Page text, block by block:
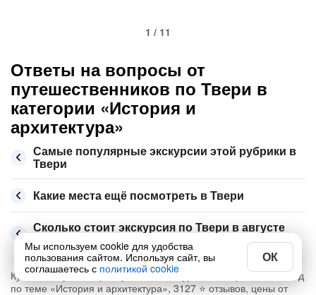
1 / 11
Ответы на вопросы от
путешественников по Твери в
категории «История и
архитектура»
Самые популярные экскурсии этой рубрики в
Твери
Какие места ещё посмотреть в Твери
Сколько стоит экскурсия по Твери в августе
Купите самую интересную из 49 экскурсий в Твери на 2026 год
по теме «История и архитектура», 3127 ⭐ отзывов, цены от
Мы используем cookie для удобства
пользования сайтом. Используя сайт, вы
соглашаетесь с политикой cookie
ОК